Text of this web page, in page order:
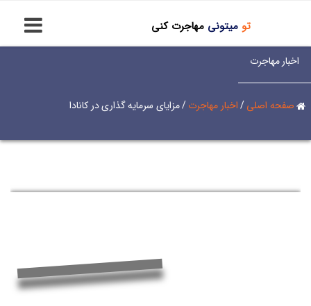
تو میتونی مهاجرت کنی
اخبار مهاجرت
صفحه اصلی/اخبار مهاجرت/مزایای سرمایه گذاری در کانادا